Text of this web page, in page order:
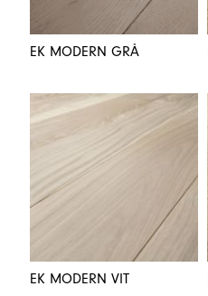
EK MODERN GRÅ
EK MODERN VIT